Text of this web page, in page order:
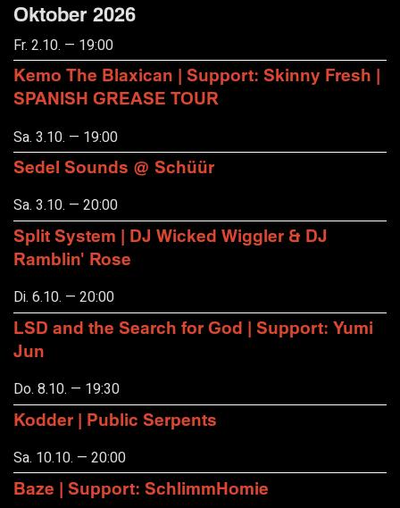
Oktober 2026
Fr. 2.10. — 19:00
Kemo The Blaxican | Support: Skinny Fresh |
SPANISH GREASE TOUR
Sa. 3.10. — 19:00
Sedel Sounds @ Schüür
Sa. 3.10. — 20:00
Split System | DJ Wicked Wiggler & DJ
Ramblin' Rose
Di. 6.10. — 20:00
LSD and the Search for God | Support: Yumi
Jun
Do. 8.10. — 19:30
Kodder | Public Serpents
Sa. 10.10. — 20:00
Baze | Support: SchlimmHomie